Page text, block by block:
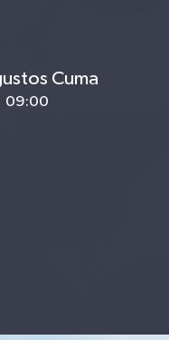
Cuma
09:00